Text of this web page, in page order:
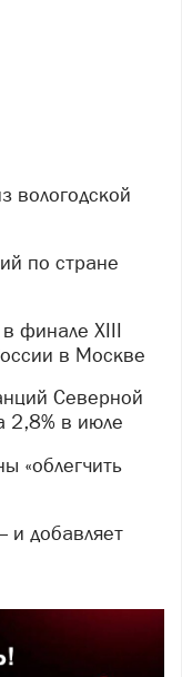
в Москве
2,8% в июле